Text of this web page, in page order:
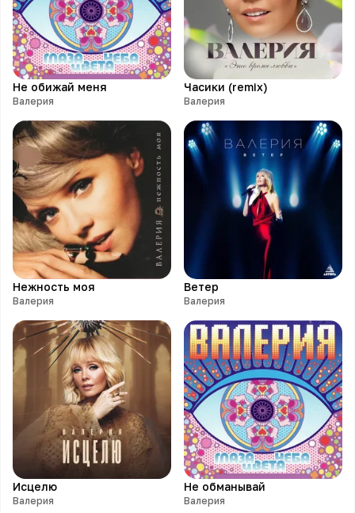
Не обижай меня
Валерия
Часики (remix)
Валерия
Нежность моя
Валерия
Ветер
Валерия
Исцелю
Валерия
Не обманывай
Валерия